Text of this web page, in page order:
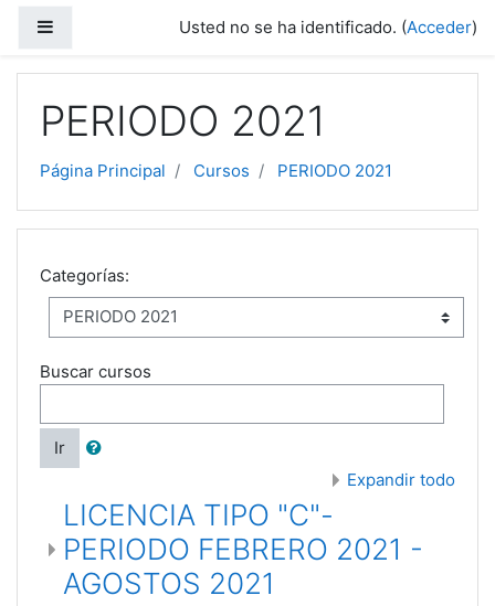
Usted no se ha identificado. (Acceder)
PERIODO 2021
Página Principal Cursos PERIODO 2021
Categorías:
Buscar cursos
Ir
Expandir todo
LICENCIA TIPO "C"-
PERIODO FEBRERO 2021 -
AGOSTOS 2021